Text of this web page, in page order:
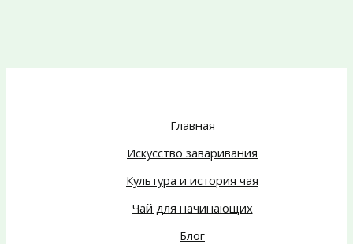
Главная
Искусство заваривания
Культура и история чая
Чай для начинающих
Блог